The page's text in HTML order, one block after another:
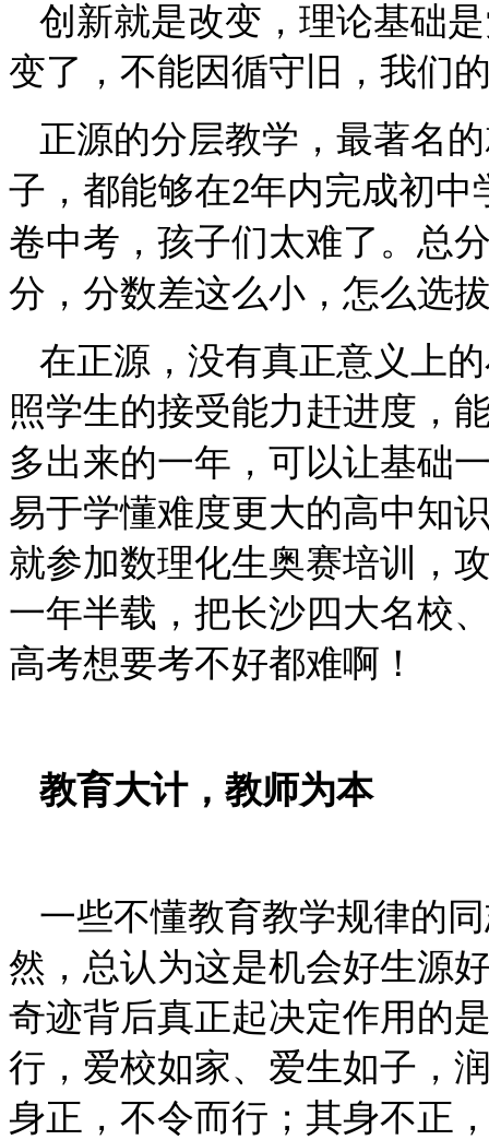
创新就是改变，理论基础
变了，不能因循守旧，我们
正源的分层教学，最著名
子，都能够在2年内完成初中
卷中考，孩子们太难了。总
分，分数差这么小，怎么选
在正源，没有真正意义上
照学生的接受能力赶进度，
多出来的一年，可以让基础
易于学懂难度更大的高中知
就参加数理化生奥赛培训，
一年半载，把长沙四大名校
高考想要考不好都难啊！
教育大计，教师为本
一些不懂教育教学规律的
然，总认为这是机会好生源
奇迹背后真正起决定作用的
行，爱校如家、爱生如子，
身正，不令而行；其身不正